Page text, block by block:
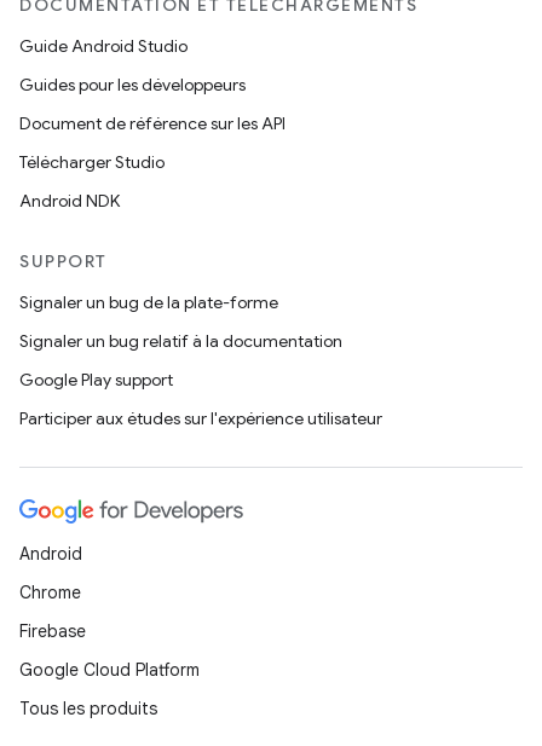
DOCUMENTATION ET TÉLÉCHARGEMENTS
Guide Android Studio
Guides pour les développeurs
Document de référence sur les API
Télécharger Studio
Android NDK
SUPPORT
Signaler un bug de la plate-forme
Signaler un bug relatif à la documentation
Google Play support
Participer aux études sur l'expérience utilisateur
Android
Chrome
Firebase
Google Cloud Platform
Tous les produits